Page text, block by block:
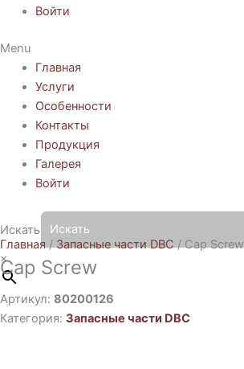
Войти
Menu
Главная
Услуги
Особенности
Контакты
Продукция
Галерея
Войти
Искать
×
Главная / Запасные части DBC / Cap Screw
Cap Screw
Артикул: 80200126
Категория: Запасные части DBC